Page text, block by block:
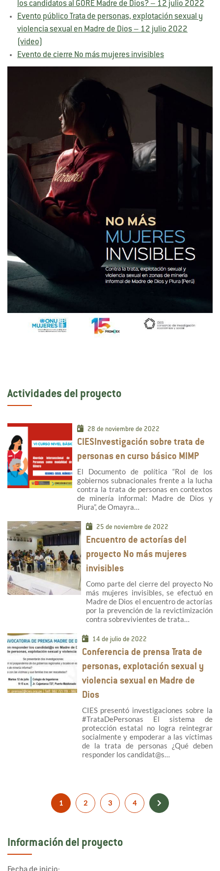
los candidatos al GORE Madre de Dios? – 12 julio 2022
Evento público Trata de personas, explotación sexual y
violencia sexual en Madre de Dios – 12 julio 2022
(video)
Evento de cierre No más mujeres invisibles
Actividades del proyecto
28 de noviembre de 2022
CIESInvestigación sobre trata de
personas en curso básico MIMP
El Documento de política “Rol de los
gobiernos subnacionales frente a la lucha
contra la trata de personas en contextos
de minería informal: Madre de Dios y
Piura”, de Omayra…
25 de noviembre de 2022
Encuentro de actorías del
proyecto No más mujeres
invisibles
Como parte del cierre del proyecto No
más mujeres invisibles, se efectuó en
Madre de Dios el encuentro de actorías
por la prevención de la revictimización
contra sobrevivientes de trata…
14 de julio de 2022
Conferencia de prensa Trata de
personas, explotación sexual y
violencia sexual en Madre de
Dios
CIES presentó investigaciones sobre la
#TrataDePersonas El sistema de
protección estatal no logra reintegrar
socialmente y empoderar a las víctimas
de la trata de personas ¿Qué deben
responder los candidat@s…
1 2 3 4
Información del proyecto